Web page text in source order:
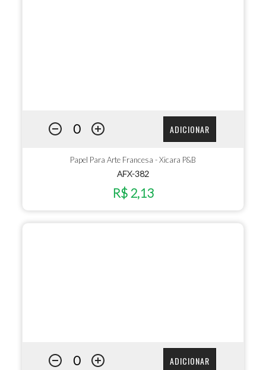
ADICIONAR
Papel Para Arte Francesa - Xicara P&B
AFX-382
R$ 2,13
ADICIONAR